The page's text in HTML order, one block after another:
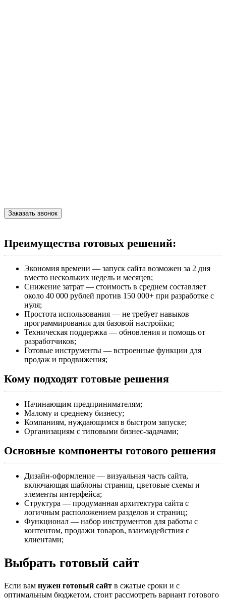
Заказать звонок
Преимущества готовых решений:
Экономия времени — запуск сайта возможен за 2 дня
вместо нескольких недель и месяцев;
Снижение затрат — стоимость в среднем составляет
около 40 000 рублей против 150 000+ при разработке с
нуля;
Простота использования — не требует навыков
программирования для базовой настройки;
Техническая поддержка — обновления и помощь от
разработчиков;
Готовые инструменты — встроенные функции для
продаж и продвижения;
Кому подходят готовые решения
Начинающим предпринимателям;
Малому и среднему бизнесу;
Компаниям, нуждающимся в быстром запуске;
Организациям с типовыми бизнес-задачами;
Основные компоненты готового решения
Дизайн-оформление — визуальная часть сайта,
включающая шаблоны страниц, цветовые схемы и
элементы интерфейса;
Структура — продуманная архитектура сайта с
логичным расположением разделов и страниц;
Функционал — набор инструментов для работы с
контентом, продажи товаров, взаимодействия с
клиентами;
Выбрать готовый сайт
Если вам нужен готовый сайт в сжатые сроки и с
оптимальным бюджетом, стоит рассмотреть вариант готового